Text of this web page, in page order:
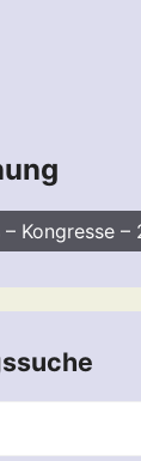
Kongresse –